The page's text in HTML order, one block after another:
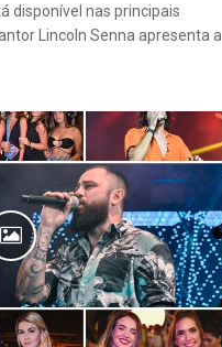
disponível nas principais
Lincoln Senna apresenta a